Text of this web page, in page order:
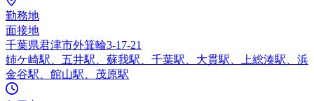
勤務地
面接地
千葉県君津市外箕輪3-17-21
姉ケ崎駅、五井駅、蘇我駅、千葉駅、大貫駅、上総湊駅、浜
金谷駅、館山駅、茂原駅